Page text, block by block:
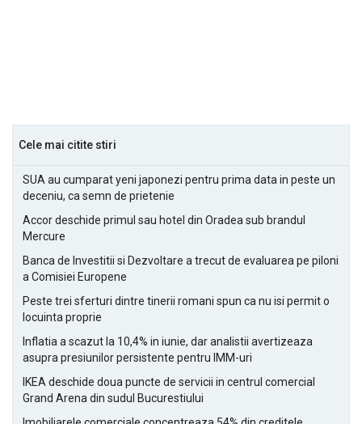
Cele mai citite stiri
SUA au cumparat yeni japonezi pentru prima data in peste un
deceniu, ca semn de prietenie
Accor deschide primul sau hotel din Oradea sub brandul
Mercure
Banca de Investitii si Dezvoltare a trecut de evaluarea pe piloni
a Comisiei Europene
Peste trei sferturi dintre tinerii romani spun ca nu isi permit o
locuinta proprie
Inflatia a scazut la 10,4% in iunie, dar analistii avertizeaza
asupra presiunilor persistente pentru IMM-uri
IKEA deschide doua puncte de servicii in centrul comercial
Grand Arena din sudul Bucurestiului